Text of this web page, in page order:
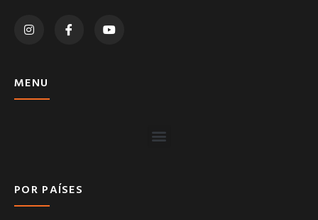
MENU
POR PAÍSES